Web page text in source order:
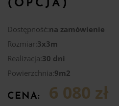
(OPCJA)
Dostępność:na zamówienie
Rozmiar:3x3m
Realizacja:30 dni
Powierzchnia:9m2
CENA: 6 080 zł